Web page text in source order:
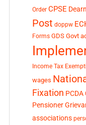
Order CPSE
Post doppw
Forms GDS Govt
Income Tax
wages
Fixation PCDA
Pensioner
associations